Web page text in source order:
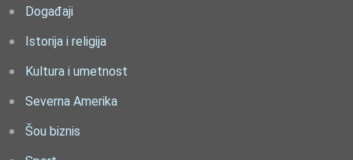
Događaji
Istorija i religija
Kultura i umetnost
Severna Amerika
Šou biznis